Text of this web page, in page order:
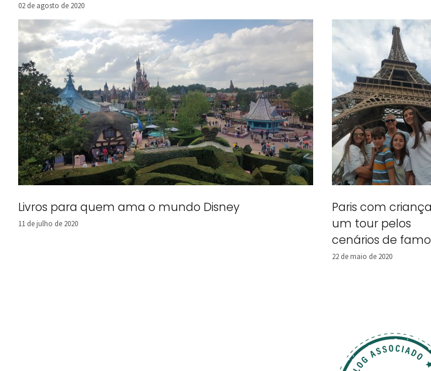
02 de agosto de 2020
Livros para quem ama o mundo Disney
11 de julho de 2020
Paris com
um tour pelos
cenários de
desenhos
22 de maio de 2020